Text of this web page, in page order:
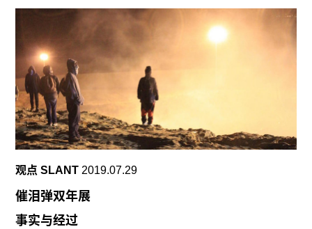
耳朵的金属外壳上，发出轻巧但有力的响声。和巨
大的耳朵相比，乒乓球如飞落的耳屎颗粒。像作品
名称所暗示的，每天无数试图从耳廓进入耳内的外
在声音是纯粹的“blah-blah-blah”，或用黄炳的话，
“成功穿过耳膜的都是废话，耳屎才是智慧。”朝向
外界的耳朵是社会文化话语的承载物，朝向体内的
它则是一个可渗透的、敏感的、性感的器官，同时
也是通往大脑的直接通道。在这个空间中，令人颤
栗的宗教气息之外，还有日常政治抗争的肉身隐喻
——我们通过最私密的身体通道与艺术家的时空联
结。
息表，戴好口罩，消毒双手，备好自己的耳机或是
拿上一次性耳机罩。作为今年欧洲少数能够成功举
办的实体艺术盛会，这也是自由散漫惯了的柏林观
众在规则上必须做出的一点妥协。
杰里米·肖的泛虚构影像作品“量化三部曲”
（Quantification Trilogy）触及的主题似乎为今年艺
术周的氛围提供了一个浓缩而富有启发性的铺垫：
对身体近乎仪式性的关注、“返祖”的媒介与信仰、
边缘社群以及群体关怀。三部曲之一的《阈限》
verité）形式记录了一个边缘社群的日常练习：他
们试图通过从瑜伽体式到重金属式摇摆甩头等“宣
泄”动作来划破现实屏障，进入实体与虚拟之间的精
神空间，从而拯救未来已丧失信仰的人类。这部影
观点 SLANT 2019.07.29
催泪弹双年展
事实与经过